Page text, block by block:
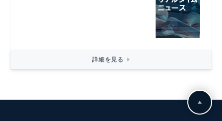
詳細を見る